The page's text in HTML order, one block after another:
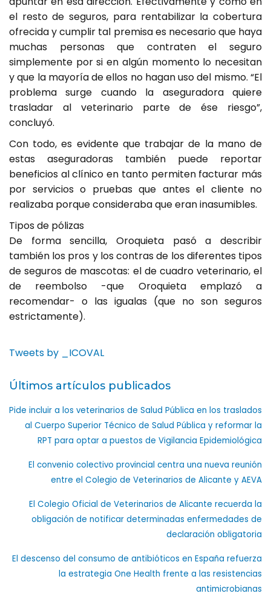
el resto de seguros, para rentabilizar la cobertura
ofrecida y cumplir tal premisa es necesario que haya
muchas personas que contraten el seguro
simplemente por si en algún momento lo necesitan
y que la mayoría de ellos no hagan uso del mismo. “El
problema surge cuando la aseguradora quiere
trasladar al veterinario parte de ése riesgo”,
concluyó.
Con todo, es evidente que trabajar de la mano de
estas aseguradoras también puede reportar
beneficios al clínico en tanto permiten facturar más
por servicios o pruebas que antes el cliente no
realizaba porque consideraba que eran inasumibles.
Tipos de pólizas
De forma sencilla, Oroquieta pasó a describir
también los pros y los contras de los diferentes tipos
de seguros de mascotas: el de cuadro veterinario, el
de reembolso -que Oroquieta emplazó a
recomendar- o las igualas (que no son seguros
estrictamente).
Tweets by _ICOVAL
Últimos artículos publicados
Pide incluir a los veterinarios de Salud Pública en los traslados
al Cuerpo Superior Técnico de Salud Pública y reformar la
RPT para optar a puestos de Vigilancia Epidemiológica
El convenio colectivo provincial centra una nueva reunión
entre el Colegio de Veterinarios de Alicante y AEVA
El Colegio Oficial de Veterinarios de Alicante recuerda la
obligación de notificar determinadas enfermedades de
declaración obligatoria
El descenso del consumo de antibióticos en España refuerza
la estrategia One Health frente a las resistencias
antimicrobianas